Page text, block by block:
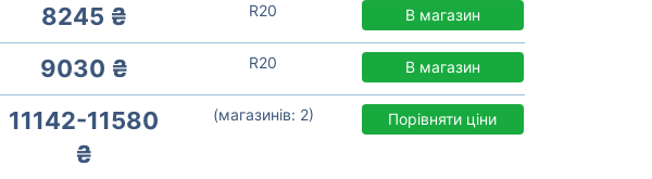
8245 ₴ R20 В магазин
9030 ₴ R20 В магазин
11142-11580
₴
(магазинів: 2) Порівняти ціни